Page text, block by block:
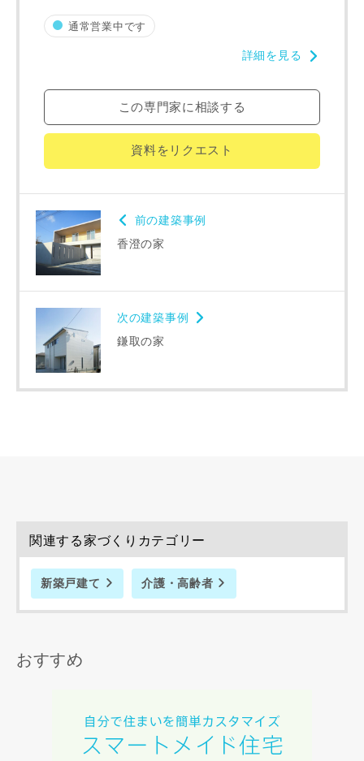
通常営業中です
詳細を見る
この専門家に相談する
資料をリクエスト
前の建築事例
香澄の家
次の建築事例
鎌取の家
関連する家づくりカテゴリー
新築戸建て 介護・高齢者
おすすめ
万円〜 万円
完成希望時期
同居する家族構成
めに利用します。
当社は、本サービス又は利用契約に関し，お客様に発生した
損害について、債務不履行責任、不法行為責任、その他の法
します。
す。
入力内容を送信する
専門家の都合により、資料の送付が遅くなったり、送付でき
ない場合があります。あらかじめご了承ください。
閉じる